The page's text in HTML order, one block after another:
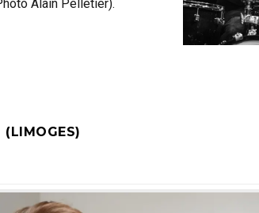
Alain Pelletier).
(LIMOGES)